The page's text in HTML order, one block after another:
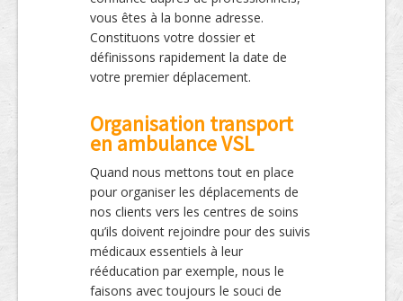
vous êtes à la bonne adresse.
Constituons votre dossier et
définissons rapidement la date de
votre premier déplacement.
Organisation transport
en ambulance VSL
Quand nous mettons tout en place
pour organiser les déplacements de
nos clients vers les centres de soins
qu’ils doivent rejoindre pour des suivis
médicaux essentiels à leur
rééducation par exemple, nous le
faisons avec toujours le souci de